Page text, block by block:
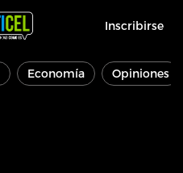
Inscribirse
Economía Opiniones